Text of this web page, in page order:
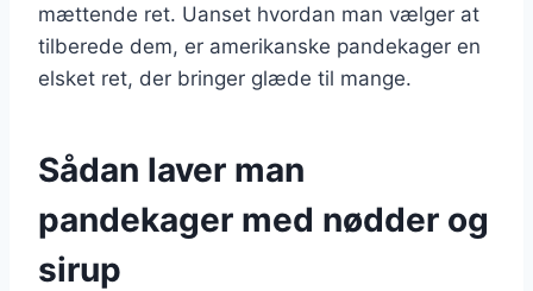
mættende ret. Uanset hvordan man vælger at
tilberede dem, er amerikanske pandekager en
elsket ret, der bringer glæde til mange.
Sådan laver man
pandekager med nødder og
sirup